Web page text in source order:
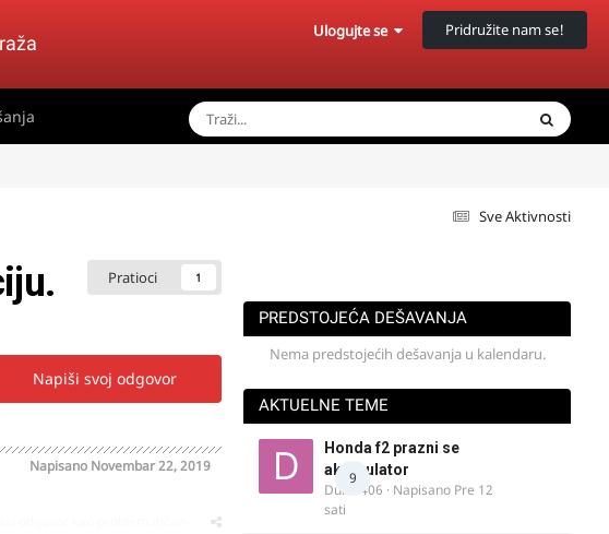
Ulogujte se Pridružite nam se!
Sve Aktivnosti
Pratioci 1
Napiši svoj odgovor
Napisano Novembar 22, 2019
PREDSTOJEĆA DEŠAVANJA
Nema predstojećih dešavanja u kalendaru.
AKTUELNE TEME
9
Honda f2 prazni se
akomulator
Dule1406 · Napisano Pre 12
sati